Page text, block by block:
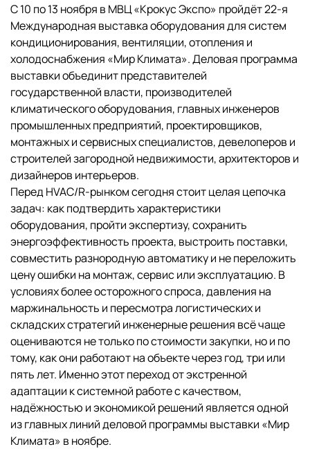
С 10 по 13 ноября в МВЦ «Крокус Экспо» пройдёт 22-я
Международная выставка оборудования для систем
кондиционирования, вентиляции, отопления и
холодоснабжения «Мир Климата». Деловая программа
выставки объединит представителей
государственной власти, производителей
климатического оборудования, главных инженеров
промышленных предприятий, проектировщиков,
монтажных и сервисных специалистов, девелоперов и
строителей загородной недвижимости, архитекторов и
дизайнеров интерьеров.
Перед HVAC/R-рынком сегодня стоит целая цепочка
задач: как подтвердить характеристики
оборудования, пройти экспертизу, сохранить
энергоэффективность проекта, выстроить поставки,
совместить разнородную автоматику и не переложить
цену ошибки на монтаж, сервис или эксплуатацию. В
условиях более осторожного спроса, давления на
маржинальность и пересмотра логистических и
складских стратегий инженерные решения всё чаще
оцениваются не только по стоимости закупки, но и по
тому, как они работают на объекте через год, три или
пять лет. Именно этот переход от экстренной
адаптации к системной работе с качеством,
надёжностью и экономикой решений является одной
из главных линий деловой программы выставки «Мир
Климата» в ноябре.